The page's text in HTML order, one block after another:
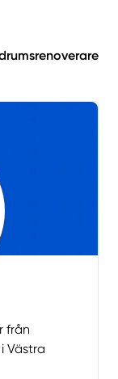
från
Västra